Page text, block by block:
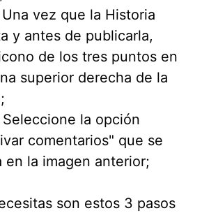
vez que la Historia
y antes de publicarla,
de los tres puntos en
superior derecha de la
la opción
comentarios" que se
en la imagen anterior;
son estos 3 pasos